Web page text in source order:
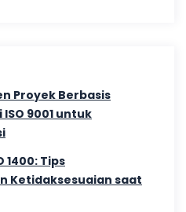
Proyek Berbasis
9001 untuk
1400: Tips
Ketidaksesuaian saat